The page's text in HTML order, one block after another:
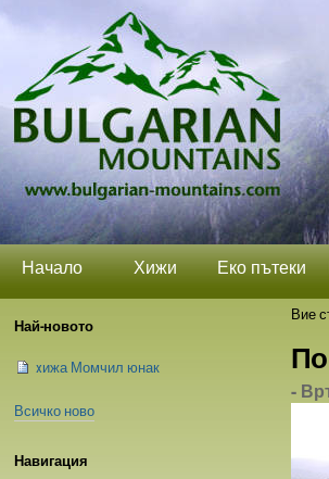
Начало Хижи Еко пътеки
Вие
-
Най-новото
xижа Момчил юнак
Всичко ново
Навигация